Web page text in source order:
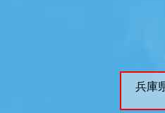
兵庫